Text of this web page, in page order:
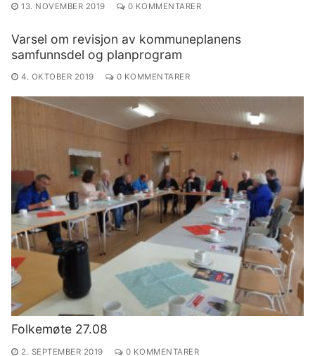
13. NOVEMBER 2019 0 KOMMENTARER
Varsel om revisjon av kommuneplanens
samfunnsdel og planprogram
4. OKTOBER 2019 0 KOMMENTARER
Folkemøte 27.08
2. SEPTEMBER 2019 0 KOMMENTARER